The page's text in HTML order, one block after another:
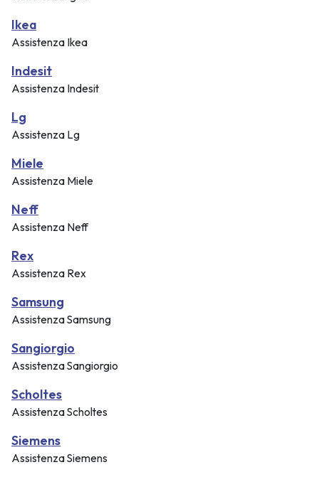
Ikea
Assistenza Ikea
Indesit
Assistenza Indesit
Lg
Assistenza Lg
Miele
Assistenza Miele
Neff
Assistenza Neff
Rex
Assistenza Rex
Samsung
Assistenza Samsung
Sangiorgio
Assistenza Sangiorgio
Scholtes
Assistenza Scholtes
Siemens
Assistenza Siemens